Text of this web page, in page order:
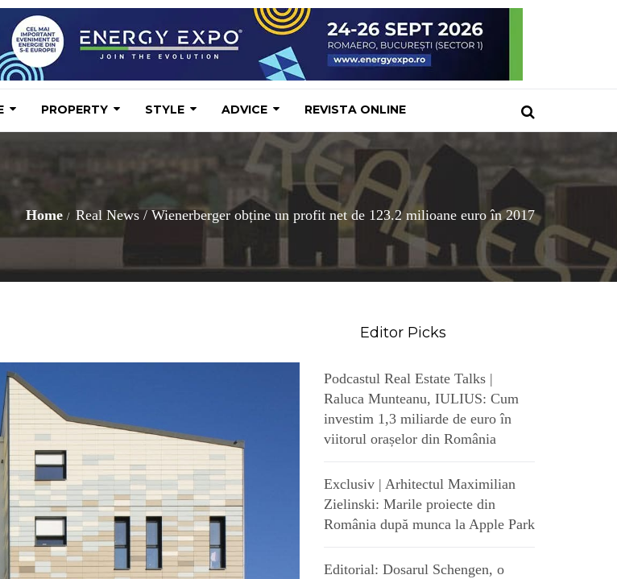
PROPERTY STYLE ADVICE REVISTA ONLINE
Home Real News / Wienerberger obține un profit net de 123.2 milioane euro în 2017
Editor Picks
Podcastul Real Estate Talks |
Raluca Munteanu, IULIUS: Cum
investim 1,3 miliarde de euro în
viitorul orașelor din România
Exclusiv | Arhitectul Maximilian
Zielinski: Marile proiecte din
România după munca la Apple Park
Editorial: Dosarul Schengen, o